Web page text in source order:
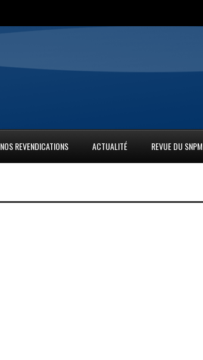
NOS REVENDICATIONS ACTUALITÉ REVUE DU SNPM